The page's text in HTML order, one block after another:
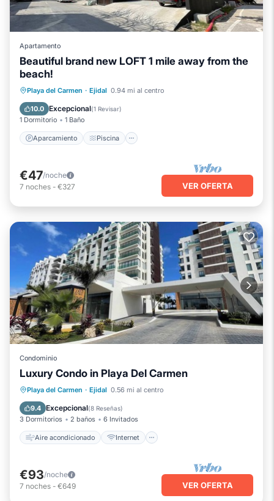
Apartamento
Beautiful brand new LOFT 1 mile away from the
beach!
Playa del Carmen · Ejidal 0.94 mi al centro
10.0 Excepcional(1 Revisar)
1 Dormitorio 1 Baño
Aparcamiento Piscina
Aparcamiento
Piscina
Balcón/Terraza
€47/noche
7 noches - €327 VER OFERTA
Condominio
Luxury Condo in Playa Del Carmen
Playa del Carmen · Ejidal 0.56 mi al centro
9.4 Excepcional(8 Reseñas)
3 Dormitorios 2 baños 6 Invitados
Aire acondicionado Internet
Aire acondicionado
Internet
Apto para niños
€93/noche
7 noches - €649 VER OFERTA